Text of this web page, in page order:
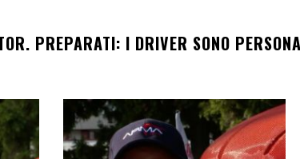
PREPARATI: I DRIVER SONO